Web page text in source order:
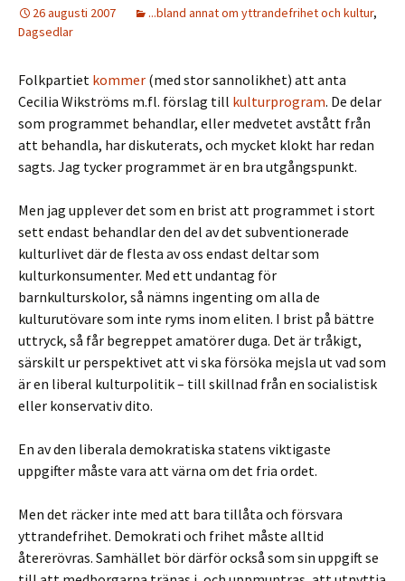
26 augusti 2007 ...bland annat om yttrandefrihet och kultur,
Dagsedlar
Folkpartiet kommer (med stor sannolikhet) att anta
Cecilia Wikströms m.fl. förslag till kulturprogram. De delar
som programmet behandlar, eller medvetet avstått från
att behandla, har diskuterats, och mycket klokt har redan
sagts. Jag tycker programmet är en bra utgångspunkt.
Men jag upplever det som en brist att programmet i stort
sett endast behandlar den del av det subventionerade
kulturlivet där de flesta av oss endast deltar som
kulturkonsumenter. Med ett undantag för
barnkulturskolor, så nämns ingenting om alla de
kulturutövare som inte ryms inom eliten. I brist på bättre
uttryck, så får begreppet amatörer duga. Det är tråkigt,
särskilt ur perspektivet att vi ska försöka mejsla ut vad som
är en liberal kulturpolitik – till skillnad från en socialistisk
eller konservativ dito.
En av den liberala demokratiska statens viktigaste
uppgifter måste vara att värna om det fria ordet.
Men det räcker inte med att bara tillåta och försvara
yttrandefrihet. Demokrati och frihet måste alltid
återerövras. Samhället bör därför också som sin uppgift se